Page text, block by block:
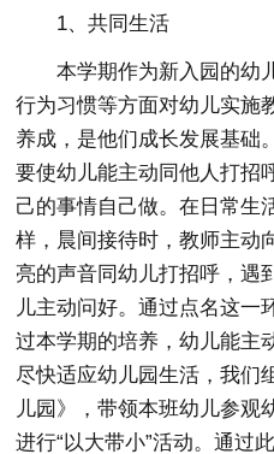
1、共同生活
本学期作为新入园的幼
行为习惯等方面对幼儿实施
养成，是他们成长发展基础
要使幼儿能主动同他人打招
己的事情自己做。在日常生
样，晨间接待时，教师主动
亮的声音同幼儿打招呼，遇
儿主动问好。通过点名这一
过本学期的培养，幼儿能主
尽快适应幼儿园生活，我们
儿园》，带领本班幼儿参观
进行“以大带小”活动。通过